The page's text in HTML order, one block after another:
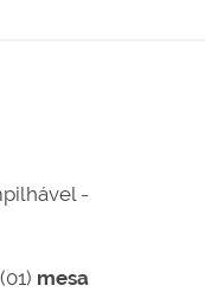
-
mesa